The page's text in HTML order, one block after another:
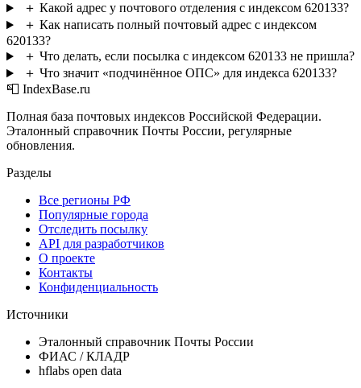
＋ Какой адрес у почтового отделения с индексом 620133?
＋ Как написать полный почтовый адрес с индексом
620133?
＋ Что делать, если посылка с индексом 620133 не пришла?
＋ Что значит «подчинённое ОПС» для индекса 620133?
📮 IndexBase.ru
Полная база почтовых индексов Российской Федерации.
Эталонный справочник Почты России, регулярные
обновления.
Разделы
Все регионы РФ
Популярные города
Отследить посылку
API для разработчиков
О проекте
Контакты
Конфиденциальность
Источники
Эталонный справочник Почты России
ФИАС / КЛАДР
hflabs open data